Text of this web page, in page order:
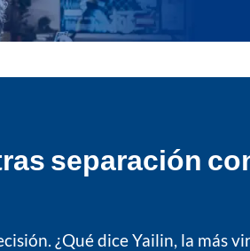
separación
¿Qué dice Yailin, la más